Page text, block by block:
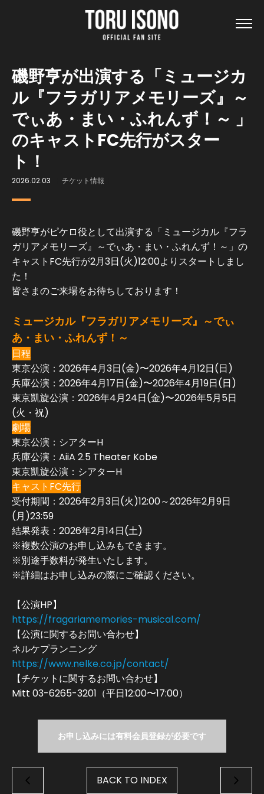
磯野亨が出演する「ミュージカ
ル『フラガリアメモリーズ』～
でぃあ・まい・ふれんず！～ 」
のキャストFC先行がスター
ト！
2026.02.03 チケット情報
磯野亨がピケロ役として出演する「ミュージカル『フラ
ガリアメモリーズ』～でぃあ・まい・ふれんず！～」の
キャストFC先行が2月3日(火)12:00よりスタートしまし
た！
皆さまのご来場をお待ちしております！
ミュージカル『フラガリアメモリーズ』～でぃ
あ・まい・ふれんず！～
日程
東京公演：2026年4月3日(金)〜2026年4月12日(日)
兵庫公演：2026年4月17日(金)〜2026年4月19日(日)
東京凱旋公演：2026年4月24日(金)〜2026年5月5日
(火・祝)
劇場
東京公演：シアターH
兵庫公演：AiiA 2.5 Theater Kobe
東京凱旋公演：シアターH
キャストFC先行
受付期間：2026年2月3日(火)12:00～2026年2月9日
(月)23:59
結果発表：2026年2月14日(土)
※複数公演のお申し込みもできます。
※別途手数料が発生いたします。
※詳細はお申し込みの際にご確認ください。
【公演HP】
https://fragariamemories-musical.com/
【公演に関するお問い合わせ】
ネルケプランニング
https://www.nelke.co.jp/contact/
【チケットに関するお問い合わせ】
Mitt 03-6265-3201（平⽇12:00〜17:00）
お申し込みには有料会員登録が必要です
BACK TO INDEX